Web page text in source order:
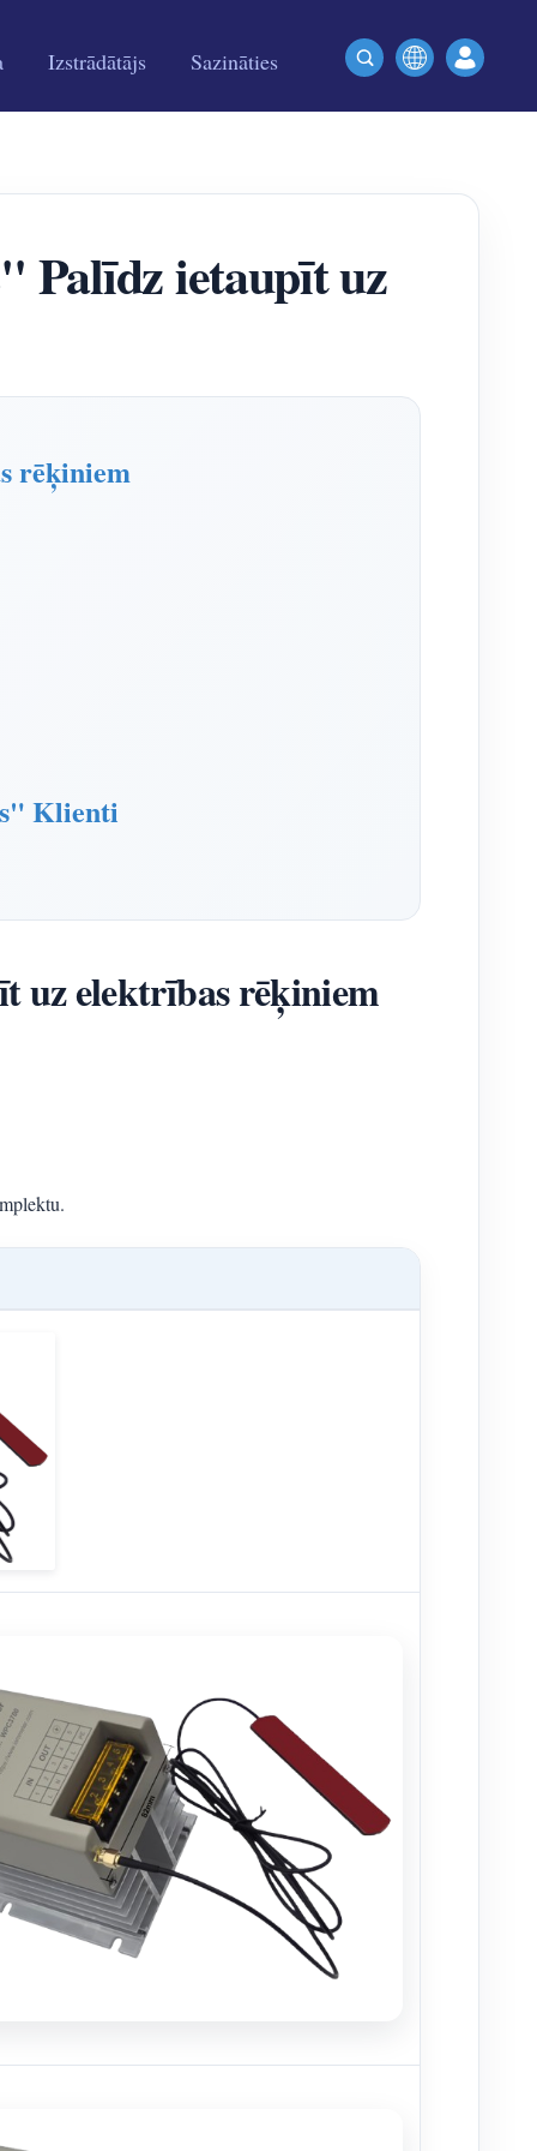
Izstrādātājs Sazināties
Palīdz ietaupīt uz
rēķiniem
Klienti
uz elektrības rēķiniem